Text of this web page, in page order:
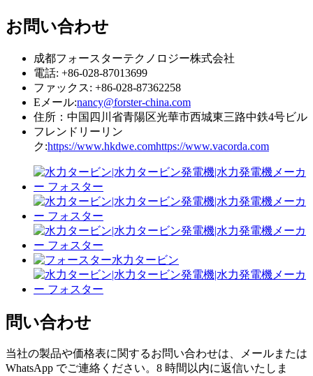
お問い合わせ
成都フォースターテクノロジー株式会社
電話: +86-028-87013699
ファックス: +86-028-87362258
Eメール:nancy@forster-china.com
住所：中国四川省青陽区光華市西城東三路中鉄4号ビル
フレンドリーリン
ク:https://www.hkdwe.comhttps://www.vacorda.com
問い合わせ
当社の製品や価格表に関するお問い合わせは、メールまたは
WhatsApp でご連絡ください。8 時間以内に返信いたしま